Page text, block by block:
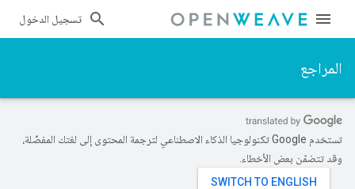
تسجيل الدخول
المراجع
تستخدم Google تكنولوجيا الذكاء الاصطناعي لترجمة المحتوى إلى لغتك المفضّلة،
وقد تتضمّن بعض الأخطاء.